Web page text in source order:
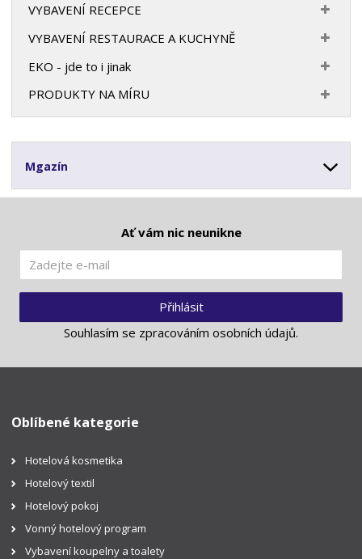
VYBAVENÍ RECEPCE
VYBAVENÍ RESTAURACE A KUCHYNĚ
EKO - jde to i jinak
PRODUKTY NA MÍRU
Mgazín
Ať vám nic neunikne
Přihlásit
Souhlasím se zpracováním osobních údajů.
Oblíbené kategorie
Hotelová kosmetika
Hotelový textil
Hotelový pokoj
Vonný hotelový program
Vybavení koupelny a toalety